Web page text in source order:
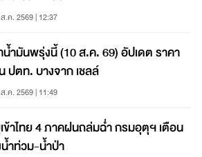
.ค. 2569 | 12:37
น้ำมันพรุ่งนี้ (10 ส.ค. 69) อัปเดต ราคา
ปตท. บางจาก เชลล์
.ค. 2569 | 11:49
ข้าไทย 4 ภาคฝนถล่มฉ่ำ กรมอุตุฯ เตือน
น้ำท่วม-น้ำป่า